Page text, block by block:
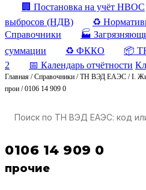
🏢 Постановка на учёт НВОС
выбросов (НДВ)
♻️
Справочники
🏭
суммации
♻️ ФККО 📦
2
📅 Календарь отчётности
Главная /Справочники /ТН ВЭД ЕАЭС /I.
прои /0106 14 909 0
0106 14 909 0
прочие